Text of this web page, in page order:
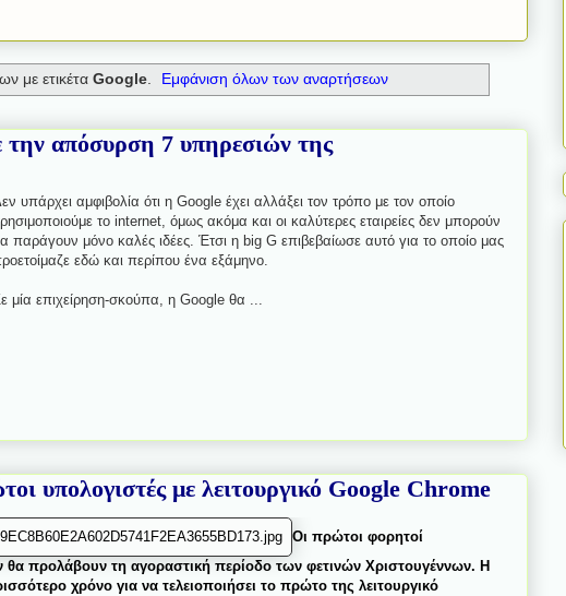
με ετικέτα Google. Εμφάνιση όλων των αναρτήσεων
την απόσυρση 7 υπηρεσιών της
υπάρχει αμφιβολία ότι η Google έχει αλλάξει τον τρόπο με τον οποίο
το internet, όμως ακόμα και οι καλύτερες εταιρείες δεν μπορούν
παράγουν μόνο καλές ιδέες. Έτσι η big G επιβεβαίωσε αυτό για το οποίο μας
εδώ και περίπου ένα εξάμηνο.
μία επιχείρηση-σκούπα, η Google θα ...
υπολογιστές με λειτουργικό Google Chrome
Οι πρώτοι φορητοί
θα προλάβουν τη αγοραστική περίοδο των φετινών Χριστουγέννων. Η
χρόνο για να τελειοποιήσει το πρώτο της λειτουργικό